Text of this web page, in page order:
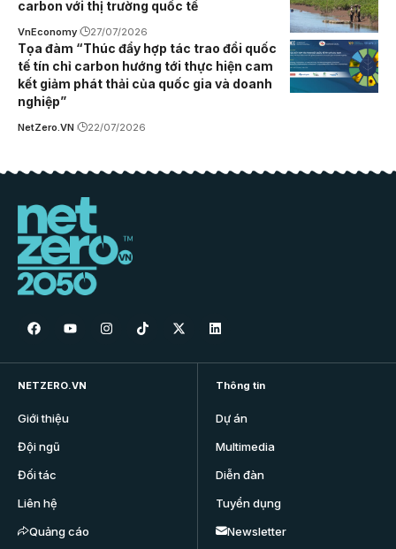
carbon với thị trường quốc tế
VnEconomy 27/07/2026
Tọa đàm “Thúc đẩy hợp tác trao đổi quốc
tế tín chỉ carbon hướng tới thực hiện cam
kết giảm phát thải của quốc gia và doanh
nghiệp”
NetZero.VN 22/07/2026
NETZERO.VN
Giới thiệu
Đội ngũ
Đối tác
Liên hệ
Quảng cáo
Thông tin
Dự án
Multimedia
Diễn đàn
Tuyển dụng
Newsletter